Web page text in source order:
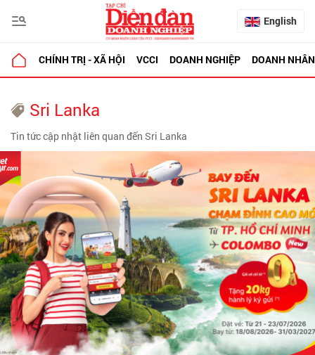
English
CHÍNH TRỊ - XÃ HỘI VCCI DOANH NGHIỆP DOANH NHÂN
Sri Lanka
Tin tức cập nhật liên quan đến Sri Lanka